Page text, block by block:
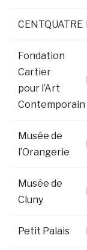
CENTQUATRE
Fondation
Cartier
pour l’Art
Contemporain
Musée de
l’Orangerie
Musée de
Cluny
Petit Palais